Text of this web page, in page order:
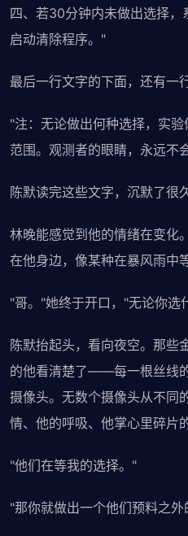
四、若30分钟内未做出选择，
启动清除程序。"
最后一行文字的下面，还有一
"注：无论做出何种选择，实
范围。观测者的眼睛，永远不
陈默读完这些文字，沉默了很久
林晚能感觉到他的情绪在变化
在他身边，像某种在暴风雨中
"哥。"她终于开口，"无论你选
陈默抬起头，看向夜空。那些
的他看清楚了——每一根丝线
摄像头。无数个摄像头从不同
情、他的呼吸、他掌心里碎片
"他们在等我的选择。"
"那你就做出一个他们预料之外